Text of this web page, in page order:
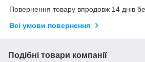
Повернення товару впродовж 14 днів
Всі умови повернення
Подібні товари компанії